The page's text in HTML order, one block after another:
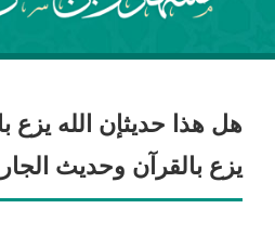
هل هذا حديثإن الله يزع
يزع بالقرآن وحديث